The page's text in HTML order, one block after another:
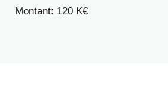
Montant: 120 K€